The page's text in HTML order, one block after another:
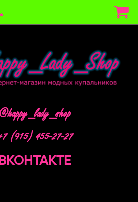
@happy_lady_shop
(915) 455-27-27
ВКОНТАКТЕ